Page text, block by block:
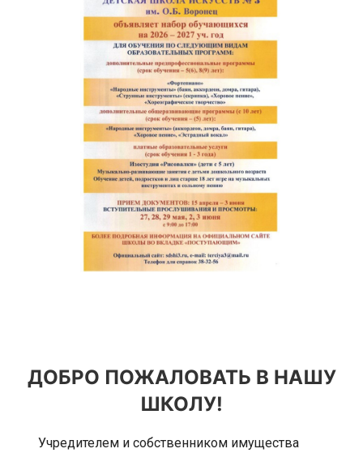
ДОБРО ПОЖАЛОВАТЬ В НАШУ
ШКОЛУ!
Учредителем и собственником имущества